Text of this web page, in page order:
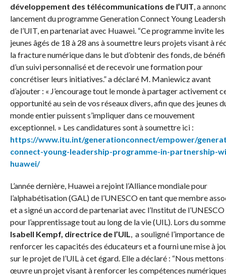
développement des télécommunications de l’UIT, a
lancement du programme Generation Connect Young
de l’UIT, en partenariat avec Huawei. “Ce programme invite les
jeunes âgés de 18 à 28 ans à soumettre leurs projets visant à
la fracture numérique dans le but d’obtenir des fonds, de
d’un suivi personnalisé et de recevoir une formation pour
concrétiser leurs initiatives.” a déclaré M. Maniewicz avant
d’ajouter : « J’encourage tout le monde à partager activement
opportunité au sein de vos réseaux divers, afin que des jeunes
monde entier puissent s’impliquer dans ce mouvement
exceptionnel. » Les candidatures sont à soumettre ici :
https://www.itu.int/generationconnect/empower/
connect-young-leadership-programme-in-partnership-
huawei/
L’année dernière, Huawei a rejoint l’Alliance mondiale pour
l’alphabétisation (GAL) de l’UNESCO en tant que membre
et a signé un accord de partenariat avec l’Institut de l’UNESCO
pour l’apprentissage tout au long de la vie (UIL). Lors du
Isabell Kempf, directrice de l’UIL, a souligné l’importance de
renforcer les capacités des éducateurs et a fourni une mise à
sur le projet de l’UIL à cet égard. Elle a déclaré : “Nous mettons
œuvre un projet visant à renforcer les compétences